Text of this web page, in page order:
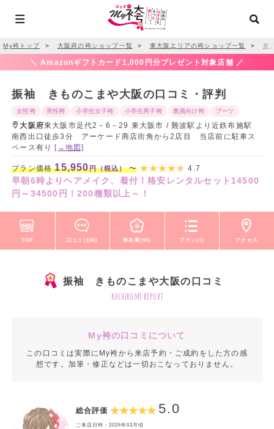
My袴トップ ＞ 大阪府の袴ショップ一覧 ＞ 東大阪エリアの袴ショップ一覧 ＞ 東
＼ Amazonギフトカード1,000円分プレゼント対象店舗 ／
振袖 きものこまや大阪の口コミ・評判
女性袴 男性袴 小学生女子袴 小学生男子袴 教員向け袴 ブーツ
大阪府東大阪市足代2－6－29 東大阪市 / 難波駅より近鉄布施駅
南西出口徒歩3分 アーケード商店街角から2店目 当店前に駐車ス
ペース有り[→地図]
プラン価格15,950円（税込）〜 4.7
早朝6時よりヘアメイク、着付！格安レンタルセット14500
円～34500円！200種類以上～！
TOP 口コミ(136) 袴衣装(96) プラン(1) アクセス
振袖 きものこまや大阪の口コミ
kuchikomi report
My袴の口コミについて
この口コミは実際にMy袴から来店予約・ご成約をした方の感
想です。加筆・修正などは一切おこなっておりません。
総合評価 5.0
ご来店日時：2026年03月頃